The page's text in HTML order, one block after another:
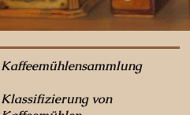
Kaffeemühlensammlung
Klassifizierung von